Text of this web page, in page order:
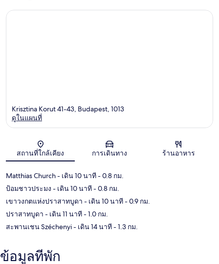
แผนที่
Krisztina Korut 41-43, Budapest, 1013
ดูในแผนที่
สถานที่ใกล้เคียง การเดินทาง ร้านอาหาร
Matthias Church- เดิน 10 นาที- 0.8 กม.
ป้อมชาวประมง - เดิน 10 นาที- 0.8 กม.
เขาวงกตแห่งปราสาทบูดา - เดิน 10 นาที- 0.9 กม.
ปราสาทบูดา - เดิน 11 นาที- 1.0 กม.
สะพานเชน Széchenyi- เดิน 14 นาที- 1.3 กม.
ข้อมูลที่พัก